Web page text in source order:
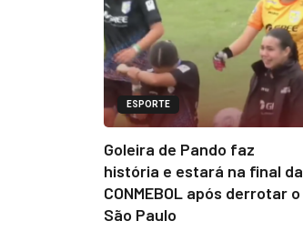
ESPORTE
Goleira de Pando faz
história e estará na final da
CONMEBOL após derrotar o
São Paulo